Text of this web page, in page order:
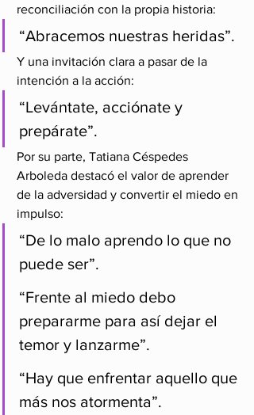
reconciliación con la propia historia:
“Abracemos nuestras heridas”.
Y una invitación clara a pasar de la
intención a la acción:
“Levántate, acciónate y
prepárate”.
Por su parte, Tatiana Céspedes
Arboleda destacó el valor de aprender
de la adversidad y convertir el miedo en
impulso:
“De lo malo aprendo lo que no
puede ser”.
“Frente al miedo debo
prepararme para así dejar el
temor y lanzarme”.
“Hay que enfrentar aquello que
más nos atormenta”.